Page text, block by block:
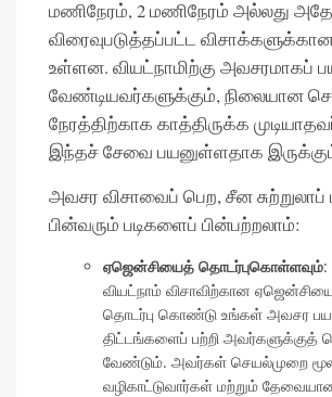
மணிநேரம், 2 மணிநேரம் அல்லது அதே
விரைவுபடுத்தப்பட்ட
உள்ளன. வியட்நாமிற்கு அவசரமாகப்
வேண்டியவர்களுக்கும், நிலையான
நேரத்திற்காக காத்திருக்க
இந்தச் சேவை பயனுள்ளதாக
அவசர விசாவைப் பெற, சீன
பின்வரும் படிகளைப் பின்பற்றலாம்:
ஏஜென்சியைத் தொடர்புகொள்ளவும்:
வியட்நாம் விசாவிற்கான
தொடர்பு கொண்டு உங்கள் அவசர
திட்டங்களைப் பற்றி அவர்களுக்குத்
வேண்டும். அவர்கள் செயல்முறை
வழிகாட்டுவார்கள் மற்றும்